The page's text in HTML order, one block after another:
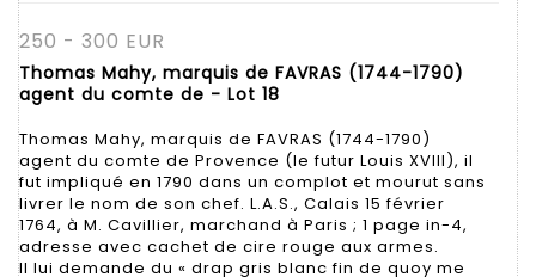
250 - 300 EUR
Thomas Mahy, marquis de FAVRAS (1744-1790)
agent du comte de - Lot 18
Thomas Mahy, marquis de FAVRAS (1744-1790)
agent du comte de Provence (le futur Louis XVIII), il
fut impliqué en 1790 dans un complot et mourut sans
livrer le nom de son chef. L.A.S., Calais 15 février
1764, à M. Cavillier, marchand à Paris ; 1 page in-4,
adresse avec cachet de cire rouge aux armes.
Il lui demande du « drap gris blanc fin de quoy me